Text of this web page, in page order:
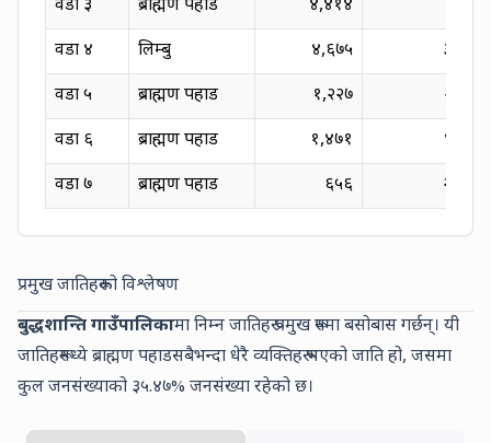
वडा ३ ब्राह्मण पहाड ४,४१४
वडा ४ लिम्बु ४,६७५
वडा५ ब्राह्मण पहाड १,२२७
वडा ६ ब्राह्मण पहाड १,४७१
वडा७ ब्राह्मण पहाड ६५६
प्रमुख जातिहरूको विश्लेषण
बुद्धशान्ति गाउँपालिकामा निम्न जातिहरू प्रमुख रूपमा बसोबास गर्छन्। यी
जातिहरूमध्येब्राह्मण पहाडसबैभन्दा धेरै व्यक्तिहरू भएको जाति हो, जसमा
कुल जनसंख्याको ३५.४७% जनसंख्या रहेको छ।